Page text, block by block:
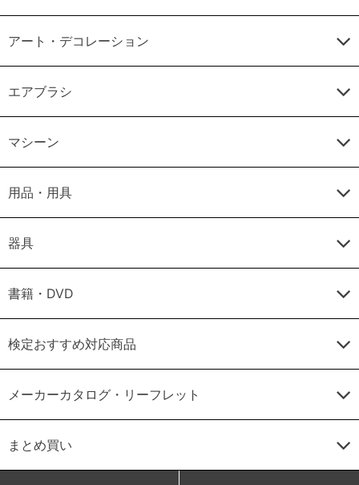
アート・デコレーション
エアブラシ
マシーン
用品・用具
器具
書籍・DVD
検定おすすめ対応商品
メーカーカタログ・リーフレット
まとめ買い